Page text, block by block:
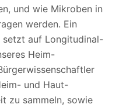
und wie Mikroben in
werden. Ein
setzt auf Longitudinal-
Heim-
und Haut-
zu sammeln, sowie